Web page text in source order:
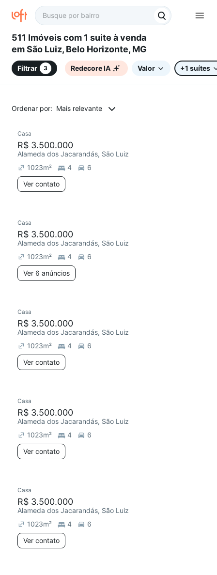
511 Imóveis com 1 suite à venda
em São Luiz, Belo Horizonte, MG
Filtrar 3 Redecore IA Valor +1 suítes
Ordenar por: Mais relevante
Casa
R$ 3.500.000
Alameda dos Jacarandás, São Luiz
1023m² 4
6
Ver contato
Chegou este mês
Casa
R$ 3.500.000
Alameda dos Jacarandás, São Luiz
1023m² 4
6
Ver 6 anúncios
Chegou este mês
Casa
R$ 3.500.000
Alameda dos Jacarandás, São Luiz
1023m² 4
6
Ver contato
Chegou este mês
Casa
R$ 3.500.000
Alameda dos Jacarandás, São Luiz
1023m² 4
6
Ver contato
Casa
R$ 3.500.000
Alameda dos Jacarandás, São Luiz
1023m² 4
6
Ver contato